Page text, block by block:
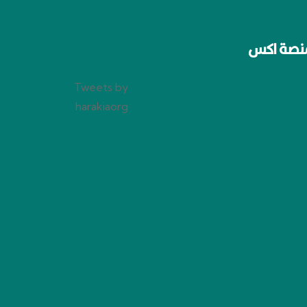
اكس
Tweets by
harakiaorg